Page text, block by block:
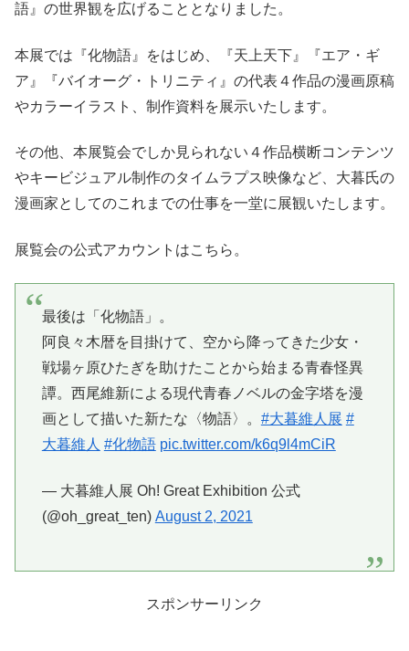
語』の世界観を広げることとなりました。
本展では『化物語』をはじめ、『天上天下』『エア・ギ
ア』『バイオーグ・トリニティ』の代表４作品の漫画原稿
やカラーイラスト、制作資料を展示いたします。
その他、本展覧会でしか見られない４作品横断コンテンツ
やキービジュアル制作のタイムラプス映像など、大暮氏の
漫画家としてのこれまでの仕事を一堂に展観いたします。
展覧会の公式アカウントはこちら。
最後は「化物語」。
阿良々木暦を目掛けて、空から降ってきた少女・
戦場ヶ原ひたぎを助けたことから始まる青春怪異
譚。西尾維新による現代青春ノベルの金字塔を漫
画として描いた新たな〈物語〉。 #大暮維人展 #
大暮維人 #化物語 pic.twitter.com/k6q9l4mCiR
— 大暮維人展 Oh! Great Exhibition 公式
(@oh_great_ten) August 2, 2021
スポンサーリンク